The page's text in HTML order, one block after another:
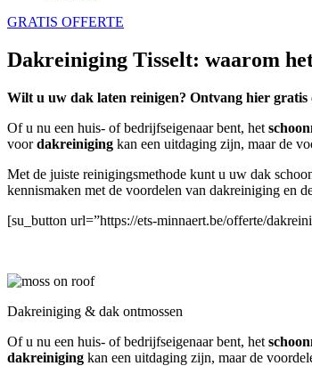
GRATIS OFFERTE
Dakreiniging Tisselt: waarom
Wilt u uw dak laten reinigen? Ontvang hier gratis
Of u nu een huis- of bedrijfseigenaar bent, het
voordakreiniging kan een uitdaging zijn, maar de
Met de juiste reinigingsmethode kunt u uw dak
kennismaken met de voordelen van dakreiniging en
[su_button url=”https://ets-minnaert.be/offerte/
Dakreiniging & dak ontmossen
Of u nu een huis- of bedrijfseigenaar bent, het
dakreiniging kan een uitdaging zijn, maar de